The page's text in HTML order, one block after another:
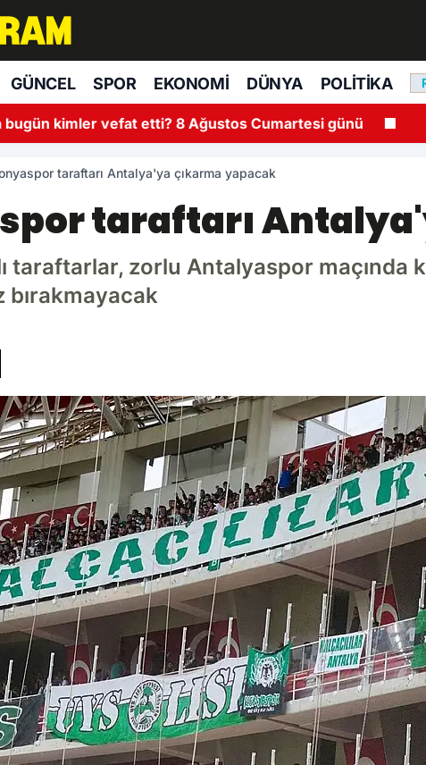
GÜNCEL SPOR EKONOMI DÜNYA POLITIKA
bugün kimler vefat etti? 8 Ağustos Cumartesi günü
taraftarı Antalya'ya çıkarma yapacak
taraftarı
taraftarlar, zorlu Antalyaspor maçında
bırakmayacak